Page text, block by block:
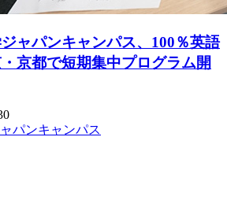
ャパンキャンパス、100％英語
京都で短期集中プログラム開
パンキャンパス